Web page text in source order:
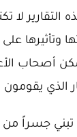
لا
وتأثيرها
أصحاب
الذي يقومون
جسراً من